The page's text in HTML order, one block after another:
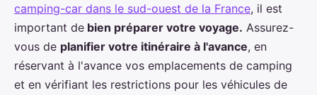
camping-car dans le sud-ouest de la France, il est
important de bien préparer votre voyage. Assurez-
vous de planifier votre itinéraire à l'avance, en
réservant à l'avance vos emplacements de camping
et en vérifiant les restrictions pour les véhicules de